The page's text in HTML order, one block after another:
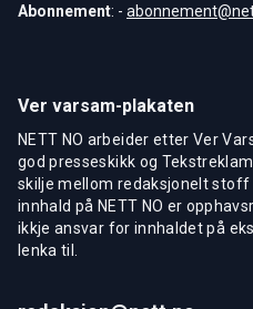
Abonnement: -
Ver varsam-plakaten
NETT NO arbeider etter Ver
god presseskikk og
skilje mellom redaksjonelt
innhald på NETT NO er
ikkje ansvar for innhaldet på
lenka til.